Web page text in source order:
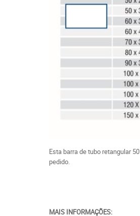
Esta barra de tubo retangular
pedido.
MAIS INFORMAÇÕES: